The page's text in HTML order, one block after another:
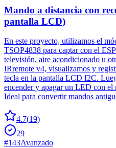
Mando a distancia con
pantalla LCD)
En este proyecto, utilizamos el
TSOP4838 para captar con el
televisión, aire acondicionado u
IRremote v4, visualizamos y
tecla en la pantalla LCD I2C.
encender y apagar un LED con el
Ideal para convertir mandos
4.7(19)
29
#143Avanzado